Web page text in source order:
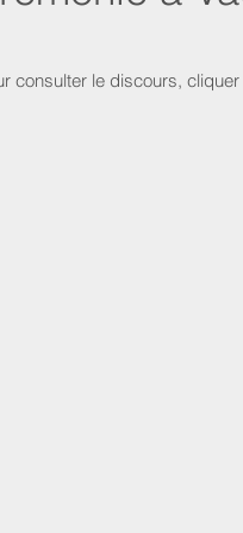
consulter le discours, cliquer